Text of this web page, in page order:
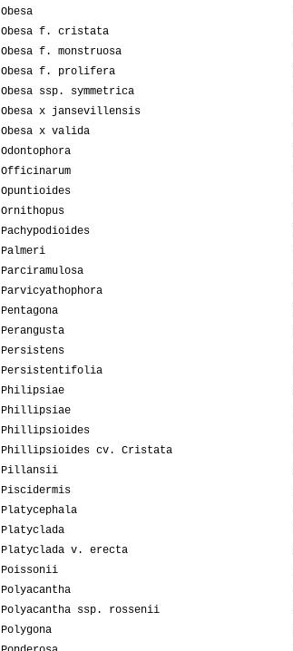
Obesa
Obesa f. cristata
Obesa f. monstruosa
Obesa f. prolifera
Obesa ssp. symmetrica
Obesa x jansevillensis
Obesa x valida
Odontophora
Officinarum
Opuntioides
Ornithopus
Pachypodioides
Palmeri
Parciramulosa
Parvicyathophora
Pentagona
Perangusta
Persistens
Persistentifolia
Philipsiae
Phillipsiae
Phillipsioides
Phillipsioides cv. Cristata
Pillansii
Piscidermis
Platycephala
Platyclada
Platyclada v. erecta
Poissonii
Polyacantha
Polyacantha ssp. rossenii
Polygona